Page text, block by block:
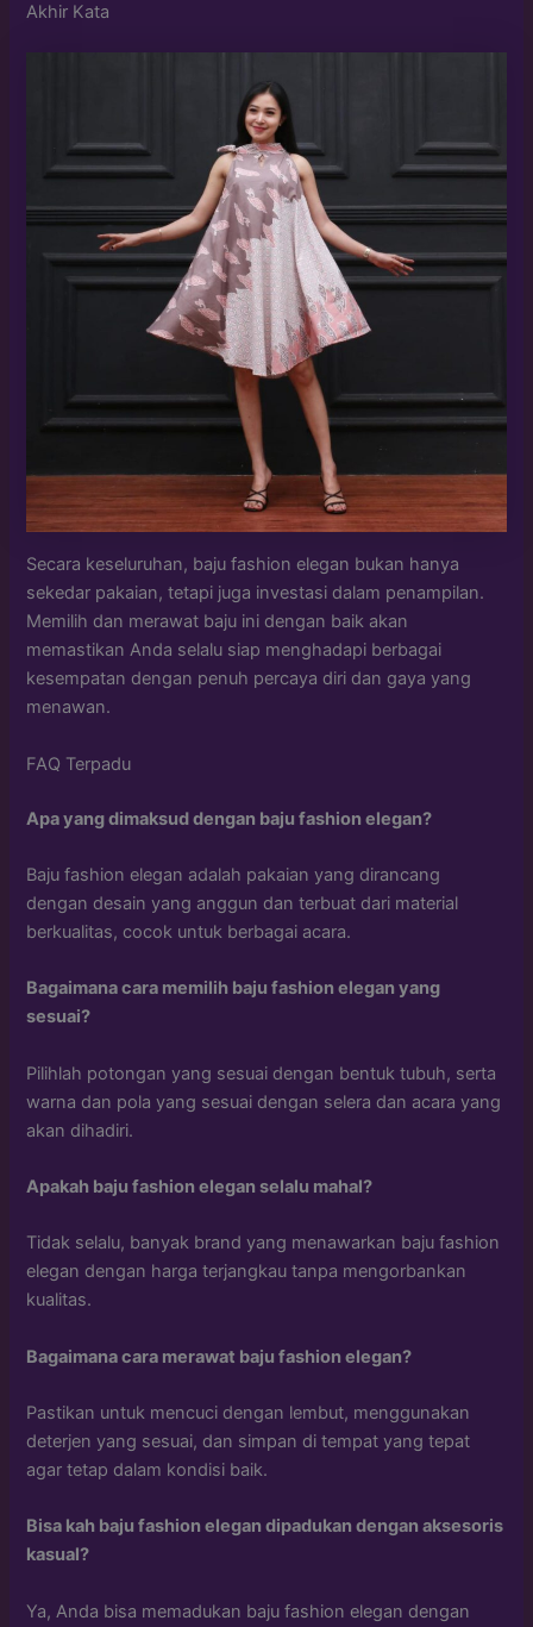
Akhir Kata
Secara keseluruhan, baju fashion elegan bukan hanya
sekedar pakaian, tetapi juga investasi dalam penampilan.
Memilih dan merawat baju ini dengan baik akan
memastikan Anda selalu siap menghadapi berbagai
kesempatan dengan penuh percaya diri dan gaya yang
menawan.
FAQ Terpadu
Apa yang dimaksud dengan baju fashion elegan?
Baju fashion elegan adalah pakaian yang dirancang
dengan desain yang anggun dan terbuat dari material
berkualitas, cocok untuk berbagai acara.
Bagaimana cara memilih baju fashion elegan yang
sesuai?
Pilihlah potongan yang sesuai dengan bentuk tubuh, serta
warna dan pola yang sesuai dengan selera dan acara yang
akan dihadiri.
Apakah baju fashion elegan selalu mahal?
Tidak selalu, banyak brand yang menawarkan baju fashion
elegan dengan harga terjangkau tanpa mengorbankan
kualitas.
Bagaimana cara merawat baju fashion elegan?
Pastikan untuk mencuci dengan lembut, menggunakan
deterjen yang sesuai, dan simpan di tempat yang tepat
agar tetap dalam kondisi baik.
Bisa kah baju fashion elegan dipadukan dengan aksesoris
kasual?
Ya, Anda bisa memadukan baju fashion elegan dengan